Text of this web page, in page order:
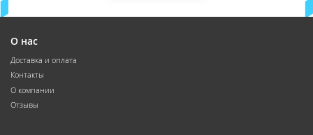
О нас
Доставка и оплата
Контакты
О компании
Отзывы